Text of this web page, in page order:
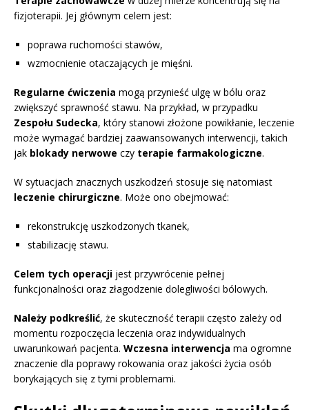
fizjoterapii. Jej głównym celem jest:
poprawa ruchomości stawów,
wzmocnienie otaczających je mięśni.
Regularne ćwiczenia mogą przynieść ulgę w bólu oraz
zwiększyć sprawność stawu. Na przykład, w przypadku
Zespołu Sudecka, który stanowi złożone powikłanie, leczenie
może wymagać bardziej zaawansowanych interwencji, takich
jak blokady nerwowe czy terapie farmakologiczne.
W sytuacjach znacznych uszkodzeń stosuje się natomiast
leczenie chirurgiczne. Może ono obejmować:
rekonstrukcję uszkodzonych tkanek,
stabilizację stawu.
Celem tych operacji jest przywrócenie pełnej
funkcjonalności oraz złagodzenie dolegliwości bólowych.
Należy podkreślić, że skuteczność terapii często zależy od
momentu rozpoczęcia leczenia oraz indywidualnych
uwarunkowań pacjenta. Wczesna interwencja ma ogromne
znaczenie dla poprawy rokowania oraz jakości życia osób
borykających się z tymi problemami.